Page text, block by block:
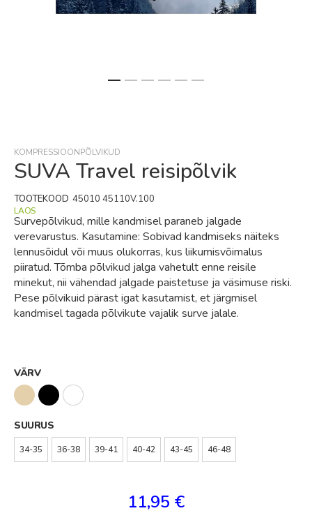
of
the
gallery
KOMPRESSIOONPÕLVIKUD
SUVA Travel reisipõlvik
Survepõlvikud, mille kandmisel paraneb jalgade
verevarustus. Kasutamine: Sobivad kandmiseks näiteks
lennusõidul või muus olukorras, kus liikumisvõimalus
piiratud. Tõmba põlvikud jalga vahetult enne reisile
minekut, nii vähendad jalgade paistetuse ja väsimuse riski.
Pese põlvikuid pärast igat kasutamist, et järgmisel
kandmisel tagada põlvikute vajalik surve jalale.
LAOS
TOOTEKOOD 45010 45110V.100
VÄRV
SUURUS
34-35 36-38 39-41 40-42 43-45 46-48
11,95 €